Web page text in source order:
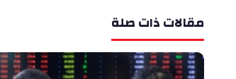
مقالات ذات صلة